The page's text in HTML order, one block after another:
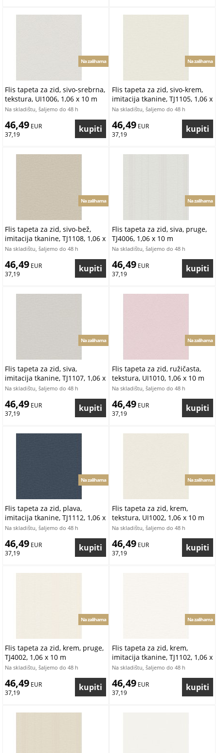
Flis tapeta za zid, sivo-srebrna,
tekstura, UI1006, 1,06 x 10 m
Na zalihama
Na skladištu, šaljemo do 48 h
46,49 EUR
37,19
Flis tapeta za zid, sivo-krem,
imitacija tkanine, TJ1105, 1,06 x
10 m
Na zalihama
Na skladištu, šaljemo do 48 h
46,49 EUR
37,19
Flis tapeta za zid, sivo-bež,
imitacija tkanine, TJ1108, 1,06 x
10 m
Na zalihama
Na skladištu, šaljemo do 48 h
46,49 EUR
37,19
Flis tapeta za zid, siva, pruge,
TJ4006, 1,06 x 10 m
Na zalihama
Na skladištu, šaljemo do 48 h
46,49 EUR
37,19
Flis tapeta za zid, siva,
imitacija tkanine, TJ1107, 1,06 x
10 m
Na zalihama
Na skladištu, šaljemo do 48 h
46,49 EUR
37,19
Flis tapeta za zid, ružičasta,
tekstura, UI1010, 1,06 x 10 m
Na zalihama
Na skladištu, šaljemo do 48 h
46,49 EUR
37,19
Flis tapeta za zid, plava,
imitacija tkanine, TJ1112, 1,06 x
10 m
Na zalihama
Na skladištu, šaljemo do 48 h
46,49 EUR
37,19
Flis tapeta za zid, krem,
tekstura, UI1002, 1,06 x 10 m
Na zalihama
Na skladištu, šaljemo do 48 h
46,49 EUR
37,19
Flis tapeta za zid, krem, pruge,
TJ4002, 1,06 x 10 m
Na zalihama
Na skladištu, šaljemo do 48 h
46,49 EUR
37,19
Flis tapeta za zid, krem,
imitacija tkanine, TJ1102, 1,06 x
10 m
Na zalihama
Na skladištu, šaljemo do 48 h
46,49 EUR
37,19